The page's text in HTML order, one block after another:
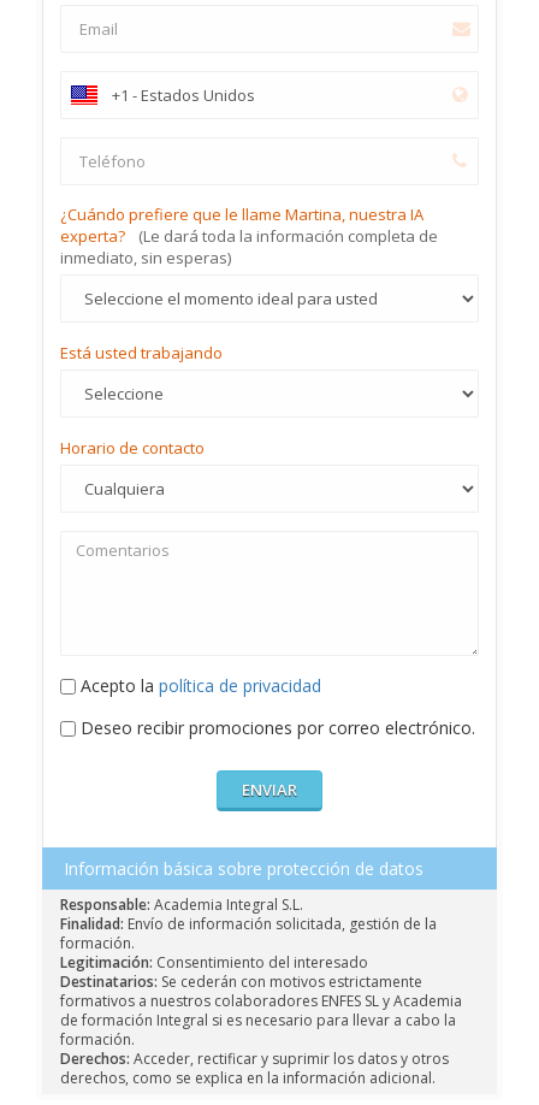
¿Cuándo prefiere que le llame Martina, nuestra IA
experta?
(Le dará toda la información completa de
inmediato, sin esperas)
Está usted trabajando
Horario de contacto
Acepto la política de privacidad
Deseo recibir promociones por correo electrónico.
Información básica sobre protección de datos
Responsable: Academia Integral S.L.
Finalidad: Envío de información solicitada, gestión de la
formación.
Legitimación: Consentimiento del interesado
Destinatarios: Se cederán con motivos estrictamente
formativos a nuestros colaboradores ENFES SL y Academia
de formación Integral si es necesario para llevar a cabo la
formación.
Derechos: Acceder, rectificar y suprimir los datos y otros
derechos, como se explica en la información adicional.